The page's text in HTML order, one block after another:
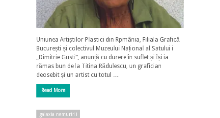
Uniunea Artiștilor Plastici din Rpmânia, Filiala Grafică
București și colectivul Muzeului Național al Satului i
„Dimitrie Gusti”, anunță cu durere în suflet și își ia
rămas bun de la Titina Rădulescu, un grafician
deosebit și un artist cu totul …
Read More
galaxia nemuririi